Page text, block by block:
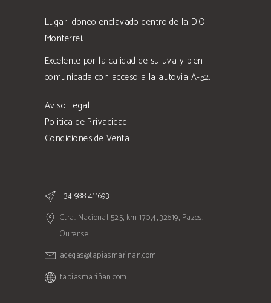
Lugar idóneo enclavado dentro de la D.O.
Monterrei.
Excelente por la calidad de su uva y bien
comunicada con acceso a la autovía A-52.
Aviso Legal
Política de Privacidad
Condiciones de Venta
+34 988 411693
Ctra. Nacional 525, km 170,4, 32619, Pazos,
Ourense
adegas@tapiasmarinan.com
tapiasmariñan.com